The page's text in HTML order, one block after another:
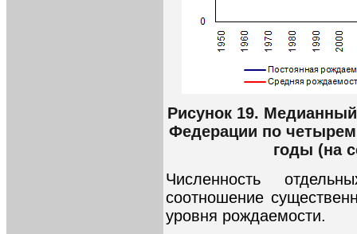
Рисунок 19.
Федерации по четырем
годы (на
Численность
соотношение
уровня рождаемости.